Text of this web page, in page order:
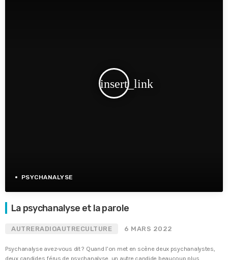
insert_link
PSYCHANALYSE
La psychanalyse et la parole
AUTRERADIOAUTRECULTURE 6 MARS 2022
Psychanalyse avez-vous dit ? Quand l’on met en scène deux psychanalystes,
deux candides férus de psychanalyse, un autre candide beaucoup plus